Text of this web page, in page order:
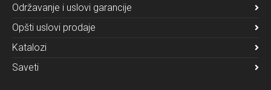
Održavanje i uslovi garancije
Opšti uslovi prodaje
Katalozi
Saveti